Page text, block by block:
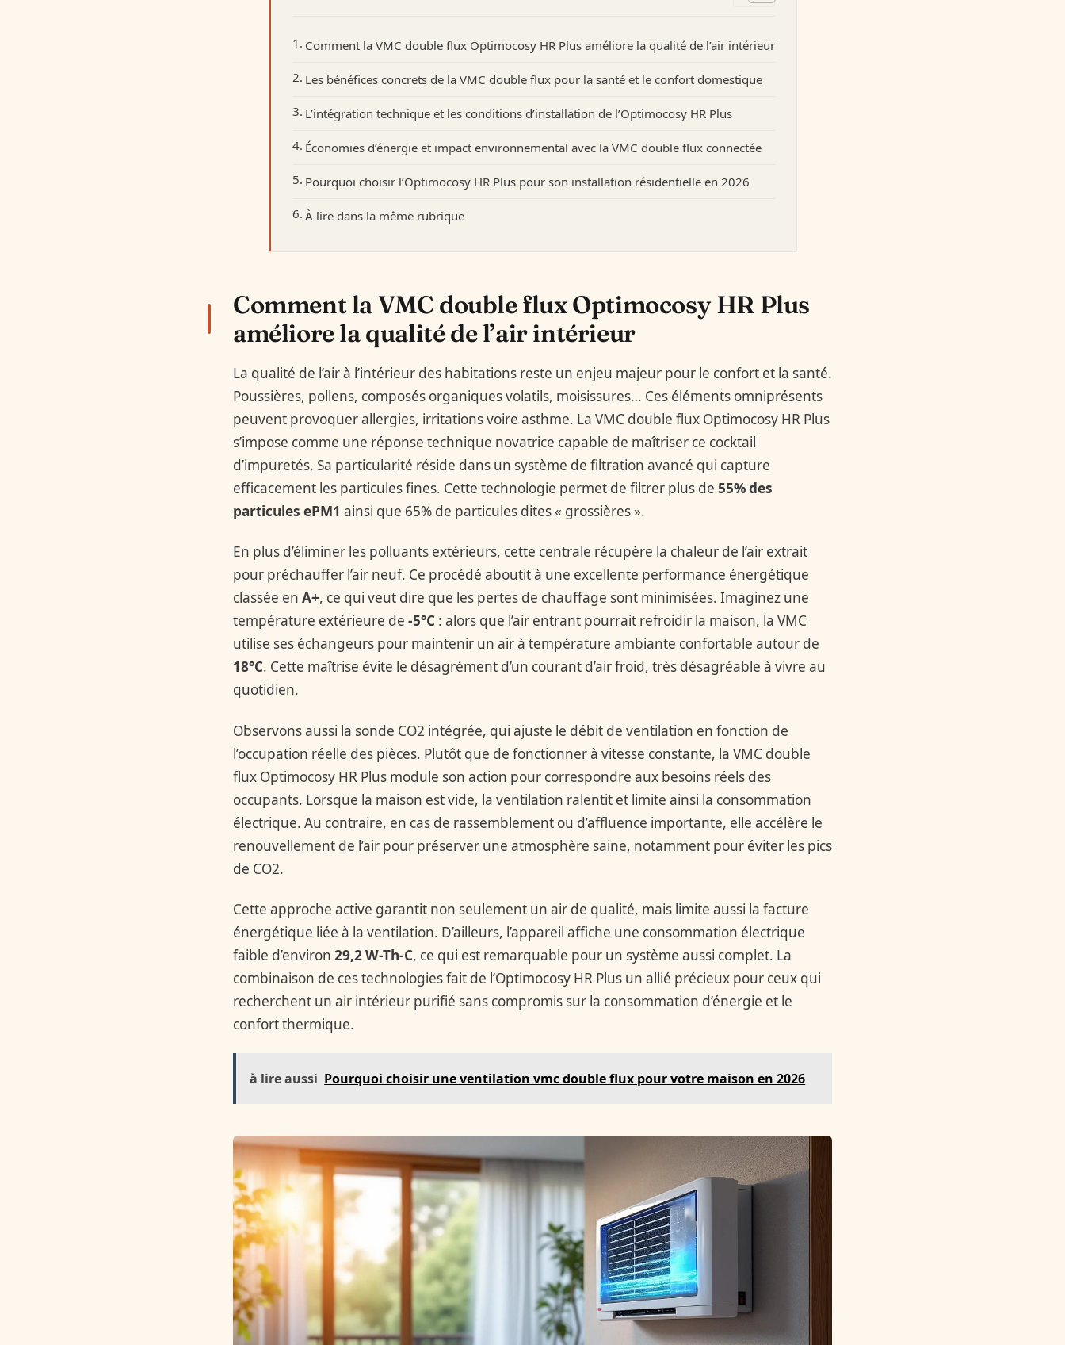
Comment la VMC double flux Optimocosy HR Plus améliore la qualité de l’air intérieur
Les bénéfices concrets de la VMC double flux pour la santé et le confort domestique
L’intégration technique et les conditions d’installation de l’Optimocosy HR Plus
Économies d’énergie et impact environnemental avec la VMC double flux connectée
Pourquoi choisir l’Optimocosy HR Plus pour son installation résidentielle en 2026
À lire dans la même rubrique
Comment la VMC double flux Optimocosy HR Plus
améliore la qualité de l’air intérieur
La qualité de l’air à l’intérieur des habitations reste un enjeu majeur pour le confort et la santé.
Poussières, pollens, composés organiques volatils, moisissures… Ces éléments omniprésents
peuvent provoquer allergies, irritations voire asthme. La VMC double flux Optimocosy HR Plus
s’impose comme une réponse technique novatrice capable de maîtriser ce cocktail
d’impuretés. Sa particularité réside dans un système de filtration avancé qui capture
efficacement les particules fines. Cette technologie permet de filtrer plus de 55% des
particules ePM1 ainsi que 65% de particules dites « grossières ».
En plus d’éliminer les polluants extérieurs, cette centrale récupère la chaleur de l’air extrait
pour préchauffer l’air neuf. Ce procédé aboutit à une excellente performance énergétique
classée en A+, ce qui veut dire que les pertes de chauffage sont minimisées. Imaginez une
température extérieure de -5°C : alors que l’air entrant pourrait refroidir la maison, la VMC
utilise ses échangeurs pour maintenir un air à température ambiante confortable autour de
18°C. Cette maîtrise évite le désagrément d’un courant d’air froid, très désagréable à vivre au
quotidien.
Observons aussi la sonde CO2 intégrée, qui ajuste le débit de ventilation en fonction de
l’occupation réelle des pièces. Plutôt que de fonctionner à vitesse constante, la VMC double
flux Optimocosy HR Plus module son action pour correspondre aux besoins réels des
occupants. Lorsque la maison est vide, la ventilation ralentit et limite ainsi la consommation
électrique. Au contraire, en cas de rassemblement ou d’affluence importante, elle accélère le
renouvellement de l’air pour préserver une atmosphère saine, notamment pour éviter les pics
de CO2.
Cette approche active garantit non seulement un air de qualité, mais limite aussi la facture
énergétique liée à la ventilation. D’ailleurs, l’appareil affiche une consommation électrique
faible d’environ 29,2 W-Th-C, ce qui est remarquable pour un système aussi complet. La
combinaison de ces technologies fait de l’Optimocosy HR Plus un allié précieux pour ceux qui
recherchent un air intérieur purifié sans compromis sur la consommation d’énergie et le
confort thermique.
à lire aussi Pourquoi choisir une ventilation vmc double flux pour votre maison en 2026